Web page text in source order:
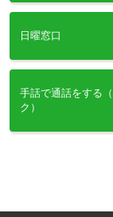
日曜窓口
手話で通話をする
ク）